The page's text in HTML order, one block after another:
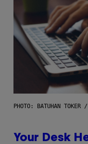
PHOTO: BATUHAN TOKER
Your Desk